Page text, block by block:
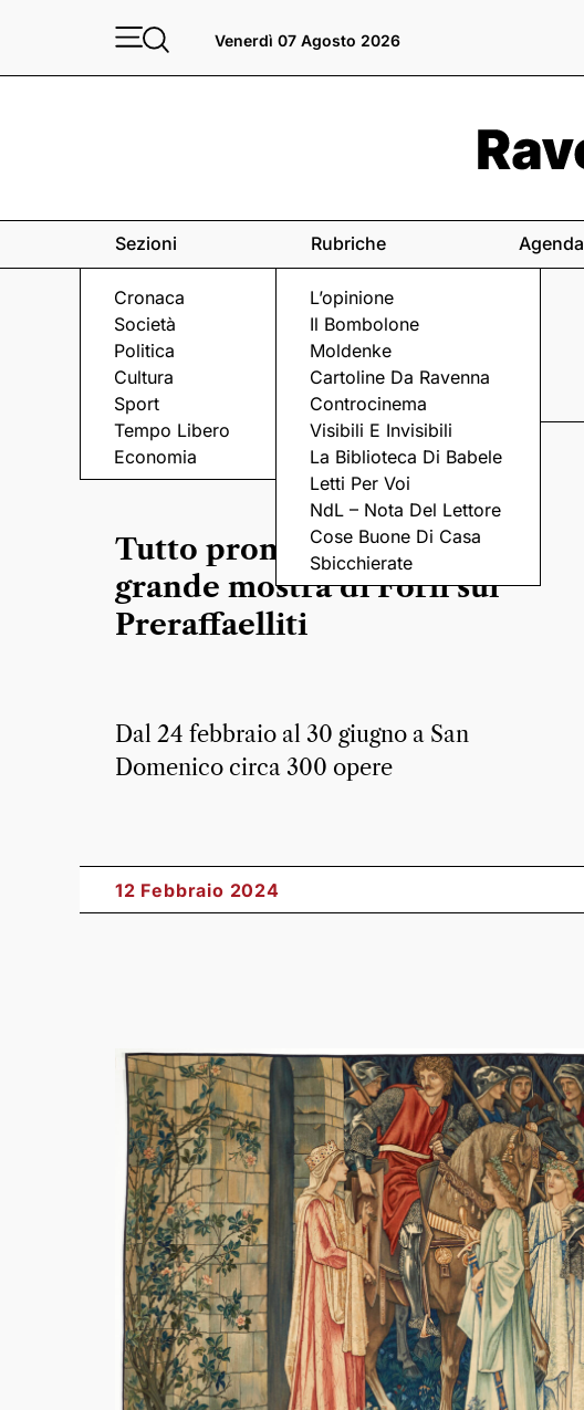
Venerdì 07 Agosto 2026
Sezioni
Cronaca
Società
Politica
Cultura
Sport
Tempo Libero
Economia
Rubriche
L’opinione
Il Bombolone
Moldenke
Cartoline Da Ravenna
Controcinema
Visibili E Invisibili
La Biblioteca Di Babele
Letti Per Voi
NdL – Nota Del Lettore
Cose Buone Di Casa
Sbicchierate
Agenda
L'EVENTO
Tutto pronto per la nuova
grande mostra di Forlì sui
Preraffaelliti
Dal 24 febbraio al 30 giugno a San
Domenico circa 300 opere
12 Febbraio 2024